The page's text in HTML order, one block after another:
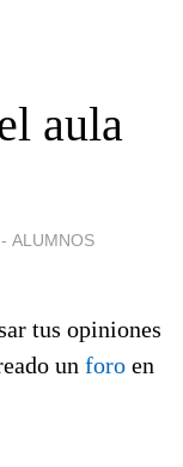
aula
- ALUMNOS
tus opiniones
un foro en